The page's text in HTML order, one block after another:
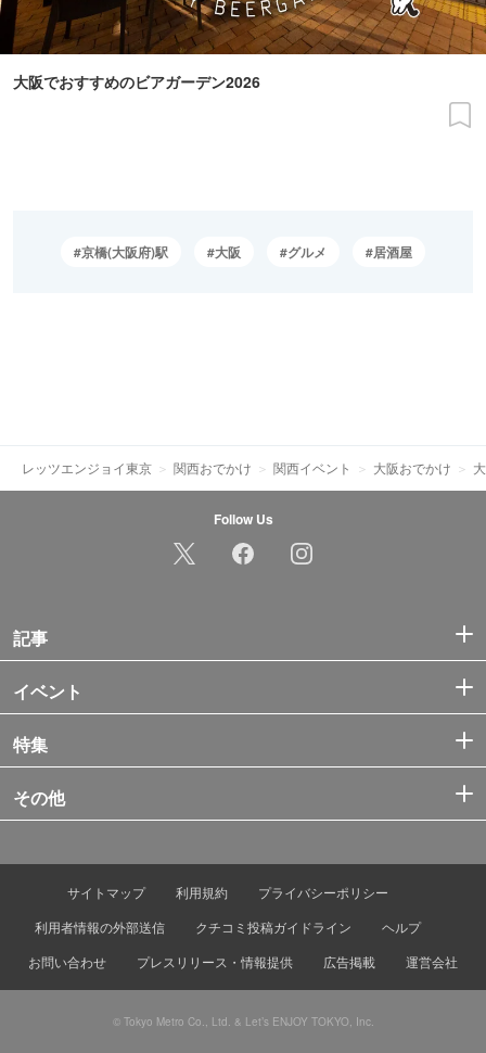
大阪でおすすめのビアガーデン2026
京橋(大阪府)駅 大阪 グルメ 居酒屋
レッツエンジョイ東京 関西おでかけ 関西イベント 大阪おでかけ
Follow Us
記事
イベント
特集
その他
サイトマップ 利用規約
プライバシーポリシー
利用者情報の外部送信
クチコミ投稿ガイドライン
ヘルプ
お問い合わせ
プレスリリース・情報提供 広告掲載 運営会社
© Tokyo Metro Co., Ltd. & Let’s ENJOY TOKYO, Inc.